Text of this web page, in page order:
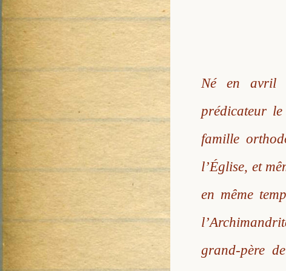
Né en avril
prédicateur
famille
l’Église, et
en même
grand-père